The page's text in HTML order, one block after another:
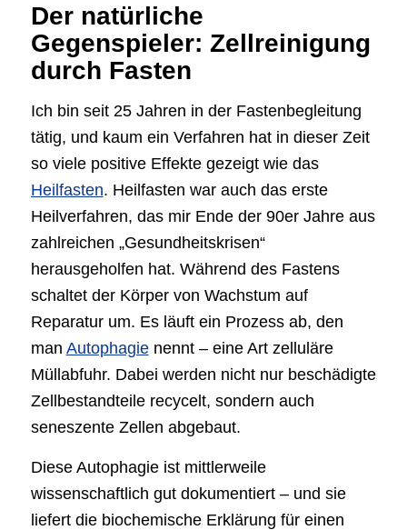
Der natürliche
Gegenspieler: Zellreinigung
durch Fasten
Ich bin seit 25 Jahren in der Fastenbegleitung
tätig, und kaum ein Verfahren hat in dieser Zeit
so viele positive Effekte gezeigt wie das
Heilfasten. Heilfasten war auch das erste
Heilverfahren, das mir Ende der 90er Jahre aus
zahlreichen „Gesundheitskrisen“
herausgeholfen hat. Während des Fastens
schaltet der Körper von Wachstum auf
Reparatur um. Es läuft ein Prozess ab, den
man Autophagienennt – eine Art zelluläre
Müllabfuhr. Dabei werden nicht nur beschädigte
Zellbestandteile recycelt, sondern auch
seneszente Zellen abgebaut.
Diese Autophagie ist mittlerweile
wissenschaftlich gut dokumentiert – und sie
liefert die biochemische Erklärung für einen